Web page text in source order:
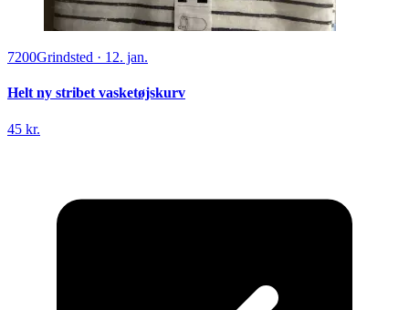
7200Grindsted · 12. jan.
Helt ny stribet vasketøjskurv
45 kr.